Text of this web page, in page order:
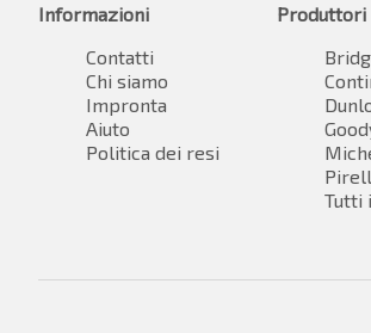
Informazioni
Contatti
Chi siamo
Impronta
Aiuto
Politica dei resi
Produttori
Tutti